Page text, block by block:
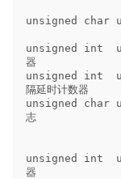
unsigned char
unsigned int
器
unsigned int
隔延时计数器
unsigned char
志
unsigned int
器